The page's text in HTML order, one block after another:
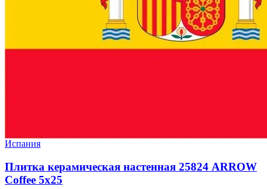
Испания
Плитка керамическая настенная 25824 ARROW
Coffee 5х25